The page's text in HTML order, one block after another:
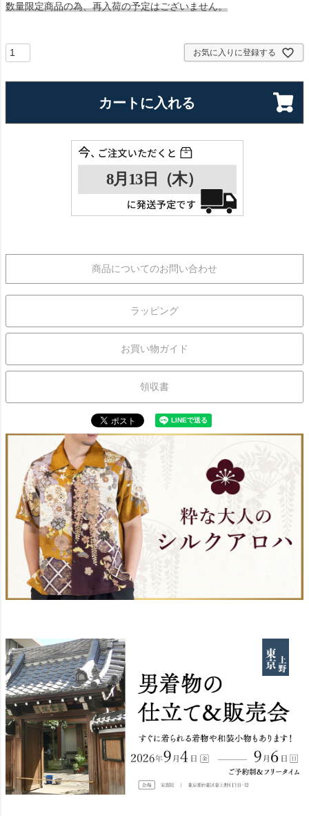
数量限定商品の為、再入荷の予定はございません。
お気に入りに登録する
カートに入れる
商品についてのお問い合わせ
ラッピング
お買い物ガイド
領収書